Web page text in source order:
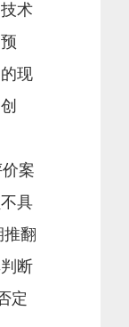
术
现
案
具
翻
断
定